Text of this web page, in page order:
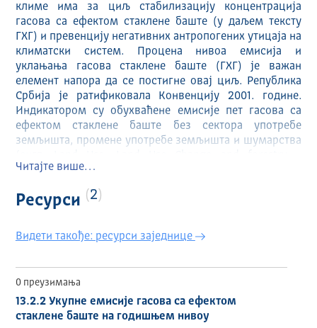
климе има за циљ стабилизацију концентрација
гасова са ефектом стаклене баште (у даљем тексту
ГХГ) и превенцију негативних антропогених утицаја на
климатски систем. Процена нивоа емисија и
уклањања гасова стаклене баште (ГХГ) је важан
елемент напора да се постигне овај циљ. Република
Србија је ратификовала Конвенцију 2001. године.
Индикатором су обухваћене емисије пет гасова са
ефектом стаклене баште без сектора употребе
земљишта, промене употребе земљишта и шумарства
LULUCF): угљендиоксида (CO2), метана (CH4),
азотсубоксида (N2O), сумпорхексафлуорида (SF6),
флуороугљоводоника (HFC). Преостала два гаса
трифлуорид (NF3) нису обухваћена инвентаром, јер
активности које доводе до њихових емисија не
30202_130202IND02_ESMS_G0_2025_1.html
Читајте више…
Ресурси 2
Видети такође: ресурси заједнице
0 преузимања
13.2.2 Укупне емисије гасова са ефектом
стаклене баште на годишњем нивоу